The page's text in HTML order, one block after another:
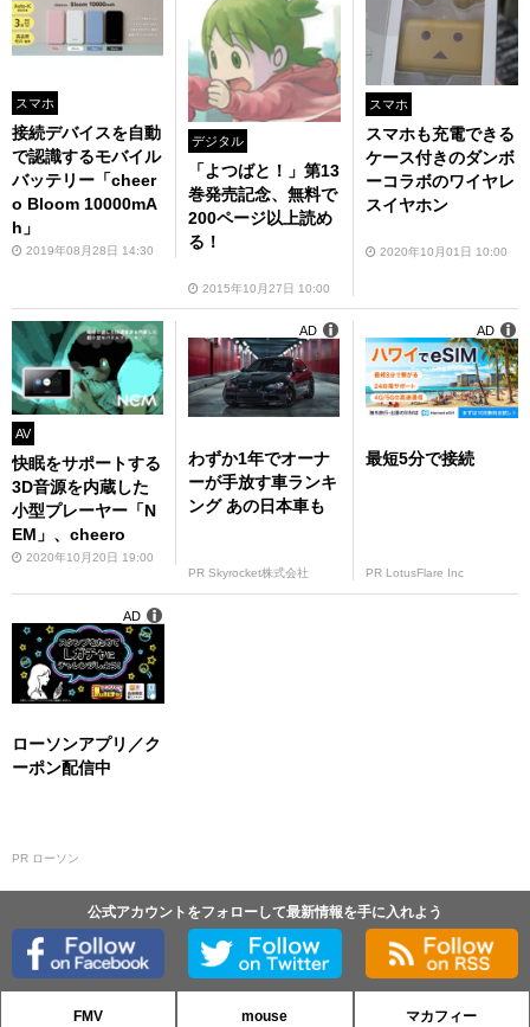
スマホ
接続デバイスを自動
で認識するモバイル
バッテリー「cheer
o Bloom 10000mA
h」
2019年08月28日 14:30
デジタル
「よつばと！」第13
巻発売記念、無料で
200ページ以上読め
る！
2015年10月27日 10:00
スマホ
スマホも充電できる
ケース付きのダンボ
ーコラボのワイヤレ
スイヤホン
2020年10月01日 10:00
AV
快眠をサポートする
3D音源を内蔵した
小型プレーヤー「N
EM」、cheero
2020年10月20日 19:00
わずか1年でオーナ
ーが手放す車ランキ
ング あの日本車も
PR Skyrocket株式会社
AD
最短5分で接続
PR LotusFlare Inc
AD
ローソンアプリ／ク
ーポン配信中
PR ローソン
AD
公式アカウントをフォローして最新情報を手に入れよう
FMV mouse マカフィー